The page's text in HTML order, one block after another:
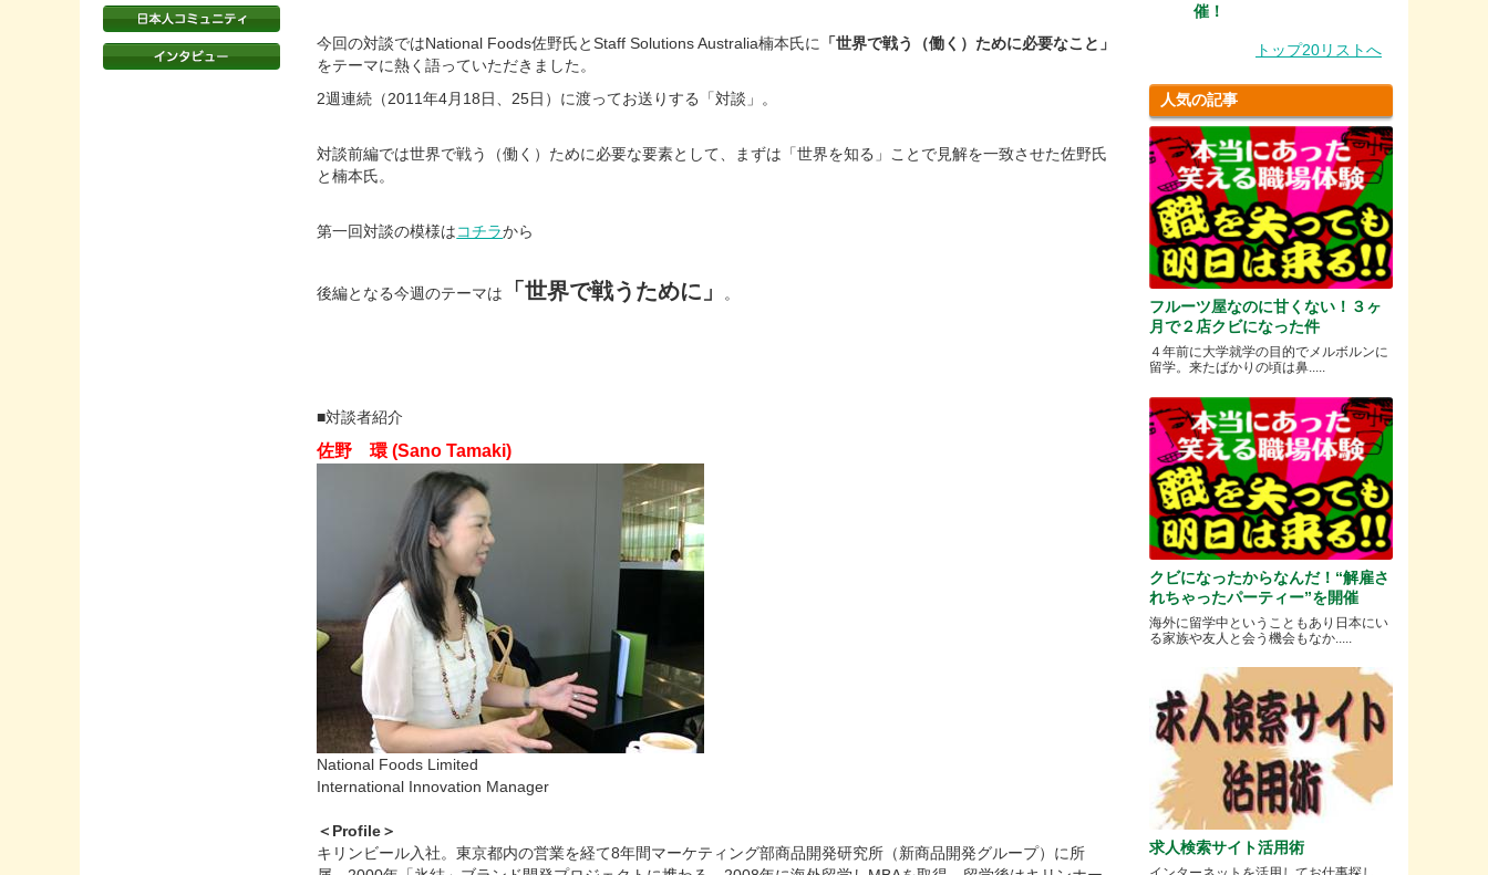
今回の対談ではNational Foods佐野氏とStaff Solutions Australia楠本氏に 「世界で戦う（働く）ために必要なこと」
をテーマに熱く語っていただきました。
2週連続（2011年4月18日、25日）に渡ってお送りする「対談」。
対談前編では世界で戦う（働く）ために必要な要素として、まずは「世界を知る」ことで見解を一致させた佐野氏
と楠本氏。
第一回対談の模様はコチラから
後編となる今週のテーマは 「世界で戦うために」 。
■対談者紹介
佐野 環 (Sano Tamaki)
National Foods Limited
International Innovation Manager
＜Profile＞
キリンビール入社。東京都内の営業を経て8年間マーケティング部商品開発研究所（新商品開発グループ）に所
催！
トップ20リストへ
人気の記事
フルーツ屋なのに甘くない！３ヶ
月で２店クビになった件
４年前に大学就学の目的でメルボルンに
留学。来たばかりの頃は鼻.....
クビになったからなんだ！“解雇さ
れちゃったパーティー”を開催
海外に留学中ということもあり日本にい
る家族や友人と会う機会もなか.....
求人検索サイト活用術